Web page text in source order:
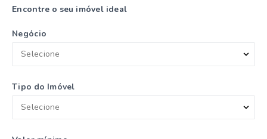
Encontre o seu imóvel ideal
Negócio
Selecione
Tipo do Imóvel
Selecione